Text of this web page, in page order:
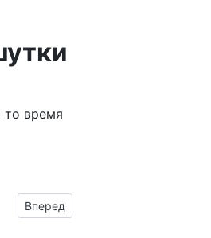
то время
Следующий материал: мышонок
Вперед